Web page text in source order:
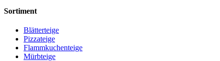
Sortiment
Blätterteige
Pizzateige
Flammkuchenteige
Mürbteige